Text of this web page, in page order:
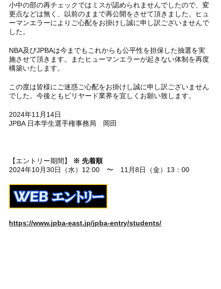
小中の部の再チェックではミスが認められませんでしたので、変
更点などは無く、以前のままで再公開をさせて頂きました。ヒュ
ーマンエラーによりご心配をお掛けし誠に申し訳ございませんで
した。
NBA及びJPBAは今までもこれからも公平性を担保した抽選を実
施させて頂きます。またヒューマンエラーが起きない体制を再度
構築いたします。
この度は皆様にご迷惑ご心配をお掛けし誠に申し訳ございません
でした。今後ともビリヤード業界を宜しくお願い致します。
2024年11月14日
JPBA 日本学生選手権事務局 岡田
【エントリー期間】
※ 先着順
2024年10月30日（水）12:00 〜 11月8日（金）13：00
https://www.jpba-east.jp/jpba-entry/students/